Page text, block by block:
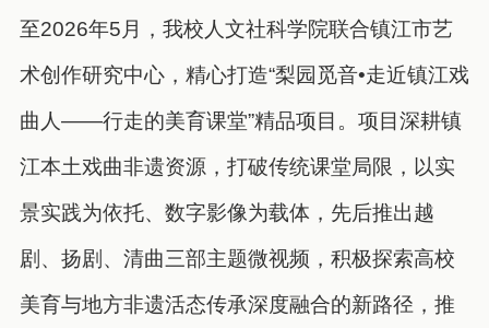
至2026年5月，我校人文社科学院联合镇江市艺
术创作研究中心，精心打造“梨园觅音•走近镇江戏
曲人——行走的美育课堂”精品项目。项目深耕镇
江本土戏曲非遗资源，打破传统课堂局限，以实
景实践为依托、数字影像为载体，先后推出越
剧、扬剧、清曲三部主题微视频，积极探索高校
美育与地方非遗活态传承深度融合的新路径，推